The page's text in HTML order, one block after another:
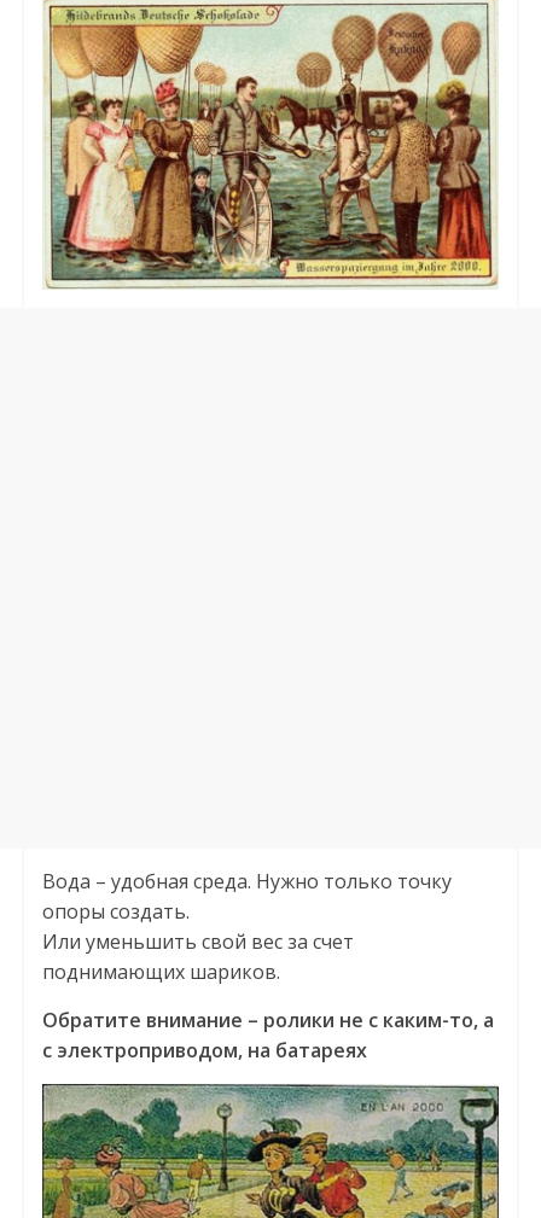
Вода – удобная среда. Нужно только точку
опоры создать.
Или уменьшить свой вес за счет
поднимающих шариков.
Обратите внимание – ролики не с каким-то, а
с электроприводом, на батареях